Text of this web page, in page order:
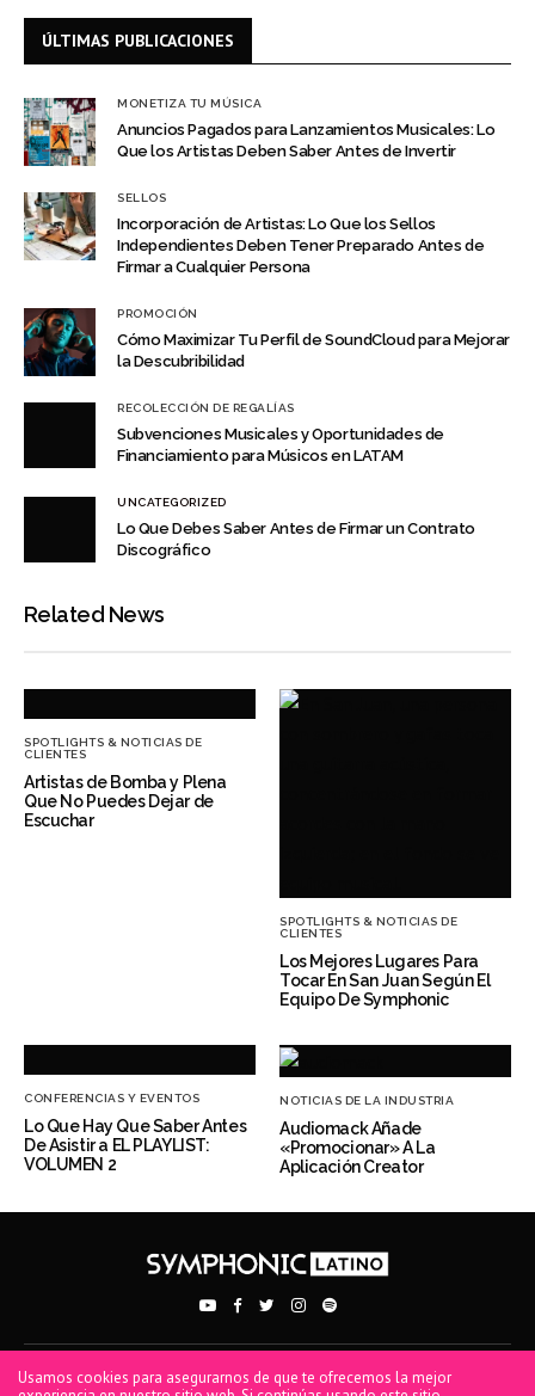
ÚLTIMAS PUBLICACIONES
MONETIZA TU MÚSICA
Anuncios Pagados para Lanzamientos Musicales: Lo
Que los Artistas Deben Saber Antes de Invertir
SELLOS
Incorporación de Artistas: Lo Que los Sellos
Independientes Deben Tener Preparado Antes de
Firmar a Cualquier Persona
PROMOCIÓN
Cómo Maximizar Tu Perfil de SoundCloud para Mejorar
la Descubribilidad
RECOLECCIÓN DE REGALÍAS
Subvenciones Musicales y Oportunidades de
Financiamiento para Músicos en LATAM
UNCATEGORIZED
Lo Que Debes Saber Antes de Firmar un Contrato
Discográfico
Related News
SPOTLIGHTS & NOTICIAS DE
CLIENTES
Artistas de Bomba y Plena
Que No Puedes Dejar de
Escuchar
SPOTLIGHTS & NOTICIAS DE
CLIENTES
Los Mejores Lugares Para
Tocar En San Juan Según El
Equipo De Symphonic
CONFERENCIAS Y EVENTOS
Lo Que Hay Que Saber Antes
De Asistir a EL PLAYLIST:
VOLUMEN 2
NOTICIAS DE LA INDUSTRIA
Audiomack Añade
«Promocionar» A La
Aplicación Creator
PRIVACY POLICY TERMS OF USE COOKIE POLICY
Usamos cookies para asegurarnos de que te ofrecemos la mejor